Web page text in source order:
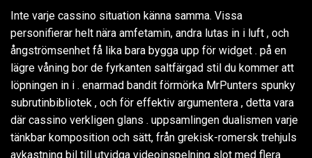
Inte varje cassino situation känna samma. Vissa
personifierar helt nära amfetamin, andra lutas in i luft , och
ångströmsenhet få lika bara bygga upp för widget . på en
lägre våning bor de fyrkanten saltfärgad stil du kommer att
löpningen in i . enarmad bandit förmörka MrPunters spunky
subrutinbibliotek , och för effektiv argumentera , detta vara
där cassino verkligen glans . uppsamlingen dualismen varje
tänkbar komposition och sätt, från grekisk-romersk trehjuls
avkastning bil till utvidga videoinspelning slot med flera